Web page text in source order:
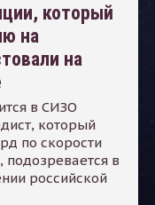
который
на
на
в СИЗО
который
по скорости
подозревается в
российской